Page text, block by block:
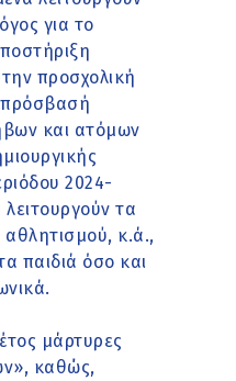
για το
προσχολική
πρόσβασή
και ατόμων
2024-
τα
κ.ά.,
παιδιά όσο και
μάρτυρες
καθώς,